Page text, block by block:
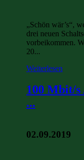
„Schön wär’s“,
drei neuen
vorbeikommen.
20...
Weiterlesen
100 Mbit/
...
02.09.2019